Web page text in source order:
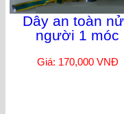
Dây an toàn
người 1 móc
Giá: 170,000 VNĐ